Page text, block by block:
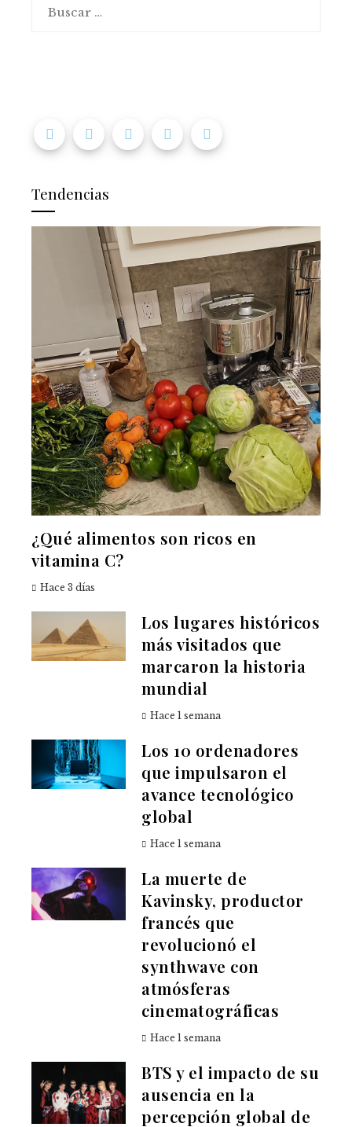
Tendencias
¿Qué alimentos son ricos en
vitamina C?
Hace 3 días
Los lugares históricos
más visitados que
marcaron la historia
mundial
Hace 1 semana
Los 10 ordenadores
que impulsaron el
avance tecnológico
global
Hace 1 semana
La muerte de
Kavinsky, productor
francés que
revolucionó el
synthwave con
atmósferas
cinematográficas
Hace 1 semana
BTS y el impacto de su
ausencia en la
percepción global de